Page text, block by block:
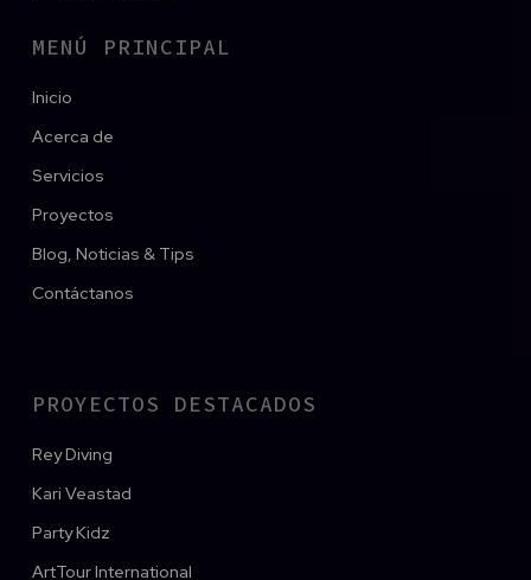
MENÚ PRINCIPAL
Inicio
Acerca de
Servicios
Proyectos
Blog, Noticias & Tips
Contáctanos
PROYECTOS DESTACADOS
Rey Diving
Kari Veastad
Party Kidz
ArtTour International